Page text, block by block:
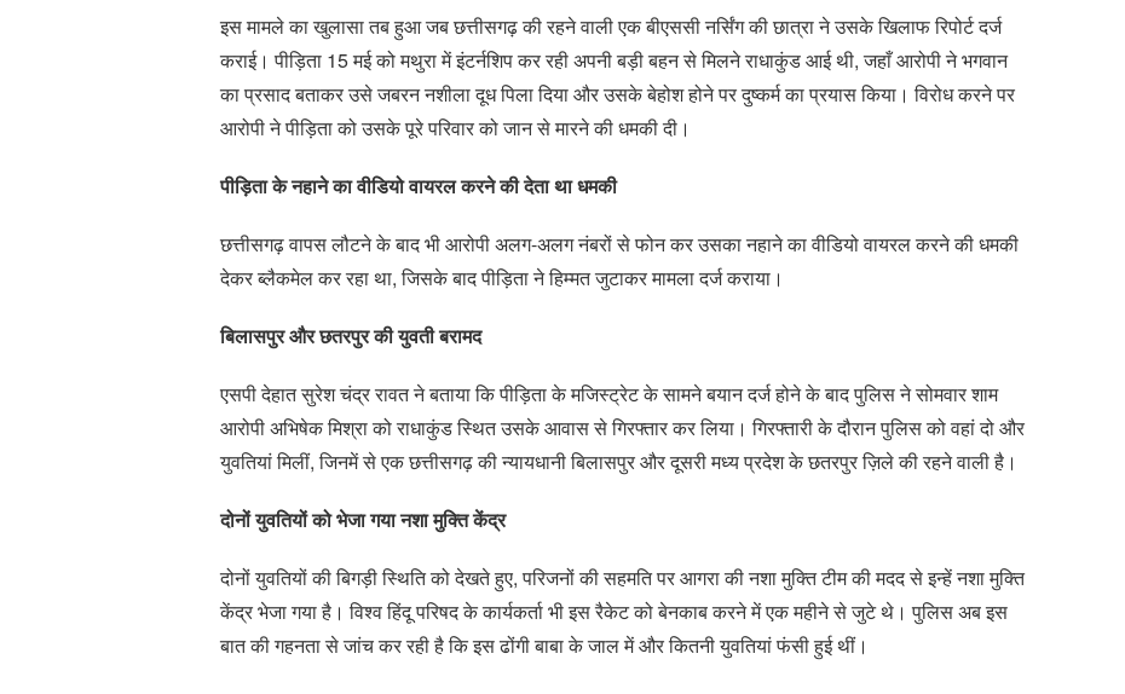
इस मामले का खुलासा तब हुआ जब छत्तीसगढ़ की रहने वाली एक बीएससी नर्सिंग की छात्रा ने उसके खिलाफ रिपोर्ट दर्ज
कराई। पीड़िता 15 मई को मथुरा में इंटर्नशिप कर रही अपनी बड़ी बहन से मिलने राधाकुंड आई थी, जहाँ आरोपी ने भगवान
का प्रसाद बताकर उसे जबरन नशीला दूध पिला दिया और उसके बेहोश होने पर दुष्कर्म का प्रयास किया। विरोध करने पर
आरोपी ने पीड़िता को उसके पूरे परिवार को जान से मारने की धमकी दी।
पीड़िता के नहाने का वीडियो वायरल करने की देता था धमकी
छत्तीसगढ़ वापस लौटने के बाद भी आरोपी अलग-अलग नंबरों से फोन कर उसका नहाने का वीडियो वायरल करने की धमकी
देकर ब्लैकमेल कर रहा था, जिसके बाद पीड़िता ने हिम्मत जुटाकर मामला दर्ज कराया।
बिलासपुर और छतरपुर की युवती बरामद
एसपी देहात सुरेश चंद्र रावत ने बताया कि पीड़िता के मजिस्ट्रेट के सामने बयान दर्ज होने के बाद पुलिस ने सोमवार शाम
आरोपी अभिषेक मिश्रा को राधाकुंड स्थित उसके आवास से गिरफ्तार कर लिया। गिरफ्तारी के दौरान पुलिस को वहां दो और
युवतियां मिलीं, जिनमें से एक छत्तीसगढ़ की न्यायधानी बिलासपुर और दूसरी मध्य प्रदेश के छतरपुर ज़िले की रहने वाली है।
दोनों युवतियों को भेजा गया नशा मुक्ति केंद्र
दोनों युवतियों की बिगड़ी स्थिति को देखते हुए, परिजनों की सहमति पर आगरा की नशा मुक्ति टीम की मदद से इन्हें नशा मुक्ति
केंद्र भेजा गया है। विश्व हिंदू परिषद के कार्यकर्ता भी इस रैकेट को बेनकाब करने में एक महीने से जुटे थे। पुलिस अब इस
बात की गहनता से जांच कर रही है कि इस ढोंगी बाबा के जाल में और कितनी युवतियां फंसी हुई थीं।